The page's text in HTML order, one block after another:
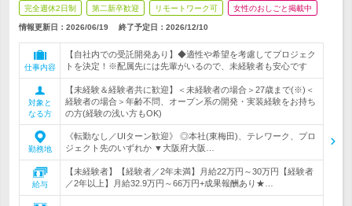
完全週休2日制 第二新卒歓迎 リモートワーク可 女性のおしごと掲載中
情報更新日：2026/06/19 終了予定日： 2026/12/10
仕事内容
【自社内での受託開発あり】◆適性や希望を考慮してプロジェク
トを決定！※配属先には先輩がいるので、未経験者も安心です
対象と
なる方
【未経験＆経験者共に歓迎】＜未経験者の場合＞27歳まで(※)＜
経験者の場合＞年齢不問、オープン系の開発・実装経験をお持ち
の方(経験の浅い方もOK)
勤務地
《転勤なし／UIターン歓迎》 ◎本社(東梅田)、テレワーク、プロ
ジェクト先のいずれか ▼大阪府大阪…
給与
【未経験者】【経験者／2年未満】月給22万円～30万円【経験者
／2年以上】月給32.9万円～66万円+成果報酬あり★…